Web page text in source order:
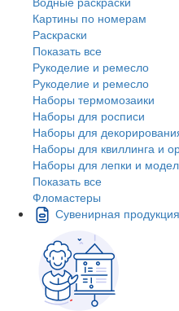
Картины по номерам
Раскраски
Показать все
Рукоделие и ремесло
Рукоделие и ремесло
Наборы термомозаики
Наборы для росписи
Наборы для
Наборы для квиллинга и
Наборы для лепки и
Показать все
Фломастеры
Сувенирная продукция